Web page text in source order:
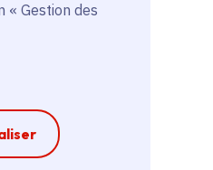
« Gestion des